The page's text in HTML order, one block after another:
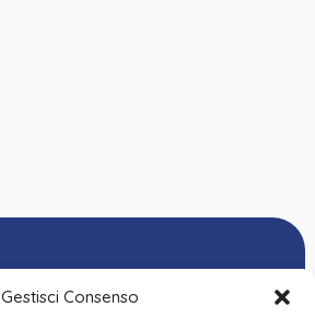
Gestisci Consenso